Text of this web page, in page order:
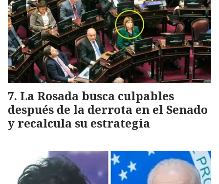
La Rosada busca culpables
después de la derrota en el Senado
y recalcula su estrategia